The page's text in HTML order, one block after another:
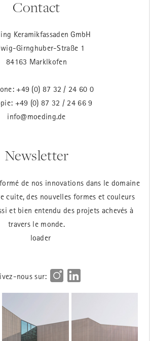
Contact
Keramikfassaden GmbH
Girnghuber-Straße 1
84163 Marklkofen
+49 (0) 87 32 / 24 60 0
+49 (0) 87 32 / 24 66 9
info@moeding.de
Newsletter
de nos innovations dans le domaine
cuite, des nouvelles formes et couleurs
et bien entendu des projets achevés à
travers le monde.
nous sur: